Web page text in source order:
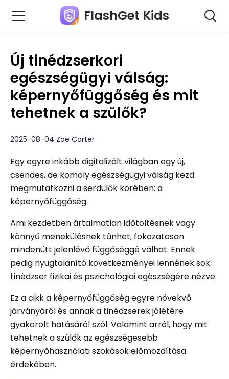
FlashGet Kids
Új tinédzserkori
egészségügyi válság:
képernyőfüggőség és mit
tehetnek a szülők?
2025-08-04 Zoe Carter
Egy egyre inkább digitalizált világban egy új,
csendes, de komoly egészségügyi válság kezd
megmutatkozni a serdülők körében: a
képernyőfüggőség.
Ami kezdetben ártalmatlan időtöltésnek vagy
könnyű menekülésnek tűnhet, fokozatosan
mindenütt jelenlévő függőséggé válhat. Ennek
pedig nyugtalanító következményei lennének sok
tinédzser fizikai és pszichológiai egészségére nézve.
Ez a cikk a képernyőfüggőség egyre növekvő
járványáról és annak a tinédzserek jólétére
gyakorolt ​​hatásáról szól. Valamint arról, hogy mit
tehetnek a szülők az egészségesebb
képernyőhasználati szokások előmozdítása
érdekében.